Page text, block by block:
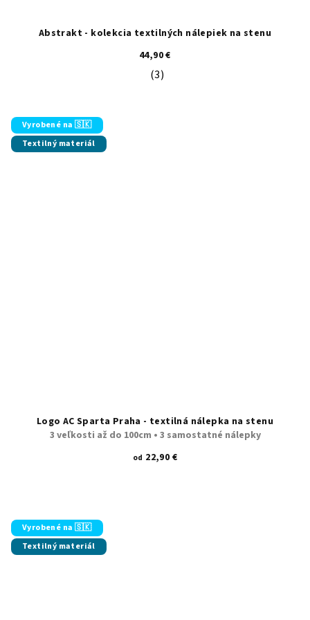
Abstrakt - kolekcia textilných nálepiek na stenu
44,90 €
Priemerné hodnotenie produktu
(3)
Vyrobené na 🇸🇰
Textilný materiál
Logo AC Sparta Praha - textilná nálepka na stenu
3 veľkosti až do 100cm • 3 samostatné nálepky
od 22,90 €
Vyrobené na 🇸🇰
Textilný materiál